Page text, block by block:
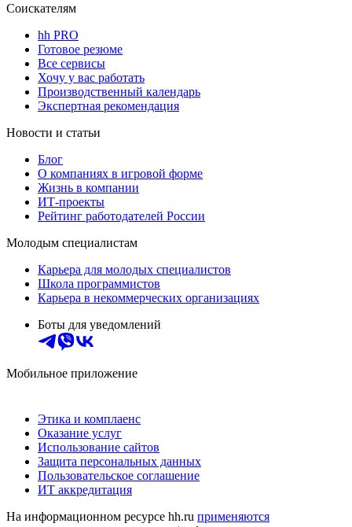
Соискателям
hh PRO
Готовое резюме
Все сервисы
Хочу у вас работать
Производственный календарь
Экспертная рекомендация
Новости и статьи
Блог
О компаниях в игровой форме
Жизнь в компании
ИТ-проекты
Рейтинг работодателей России
Молодым специалистам
Карьера для молодых специалистов
Школа программистов
Карьера в некоммерческих организациях
Боты для уведомлений
Мобильное приложение
Этика и комплаенс
Оказание услуг
Использование сайтов
Защита персональных данных
Пользовательское соглашение
ИТ аккредитация
На информационном ресурсе hh.ru применяются